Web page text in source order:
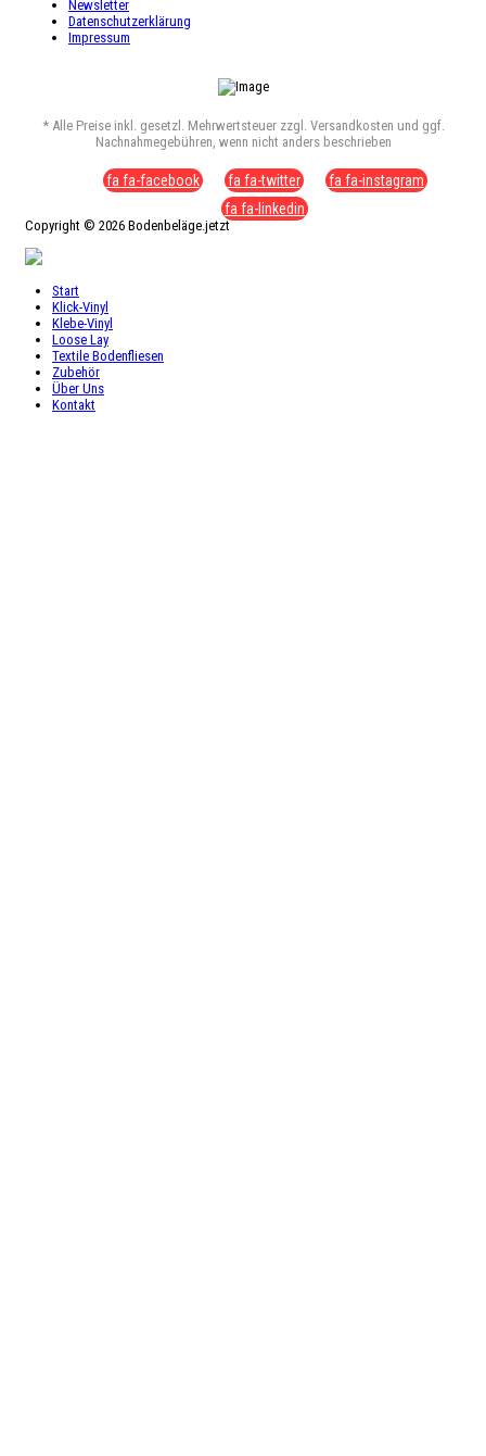
Newsletter
Datenschutzerklärung
Impressum
* Alle Preise inkl. gesetzl. Mehrwertsteuer zzgl. Versandkosten und ggf.
Nachnahmegebühren, wenn nicht anders beschrieben
fa fa-facebook fa fa-twitter
fa fa-instagram
fa fa-linkedin
Copyright © 2026 Bodenbeläge.jetzt
Start
Klick-Vinyl
Klebe-Vinyl
Loose Lay
Textile Bodenfliesen
Zubehör
Über Uns
Kontakt